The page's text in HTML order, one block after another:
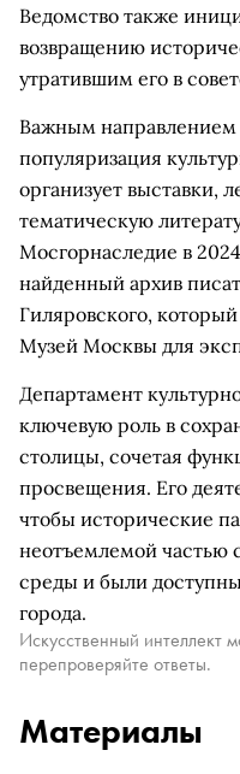
Ведомство также
возвращению
утратившим его в
Важным направлением
популяризация
организует выставки,
тематическую
Мосгорнаследие в
найденный архив
Гиляровского,
Музей Москвы для
Департамент
ключевую роль в
столицы, сочетая
просвещения. Его
чтобы исторические
неотъемлемой частью
среды и были
города.
Искусственный интеллект
перепроверяйте ответы.
Материалы